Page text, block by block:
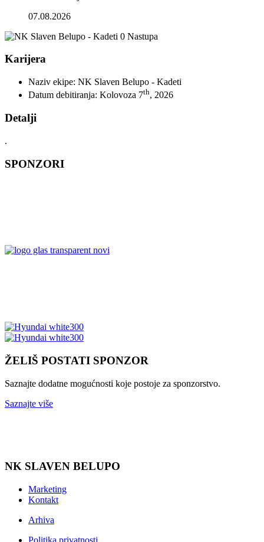
07.08.2026
0 Nastupa
Karijera
Naziv ekipe: NK Slaven Belupo - Kadeti
Datum debitiranja: Kolovoza 7th, 2026
Detalji
.
SPONZORI
ŽELIŠ POSTATI SPONZOR
Saznajte dodatne mogućnosti koje postoje za sponzorstvo.
Saznajte više
NK SLAVEN BELUPO
Marketing
Kontakt
Arhiva